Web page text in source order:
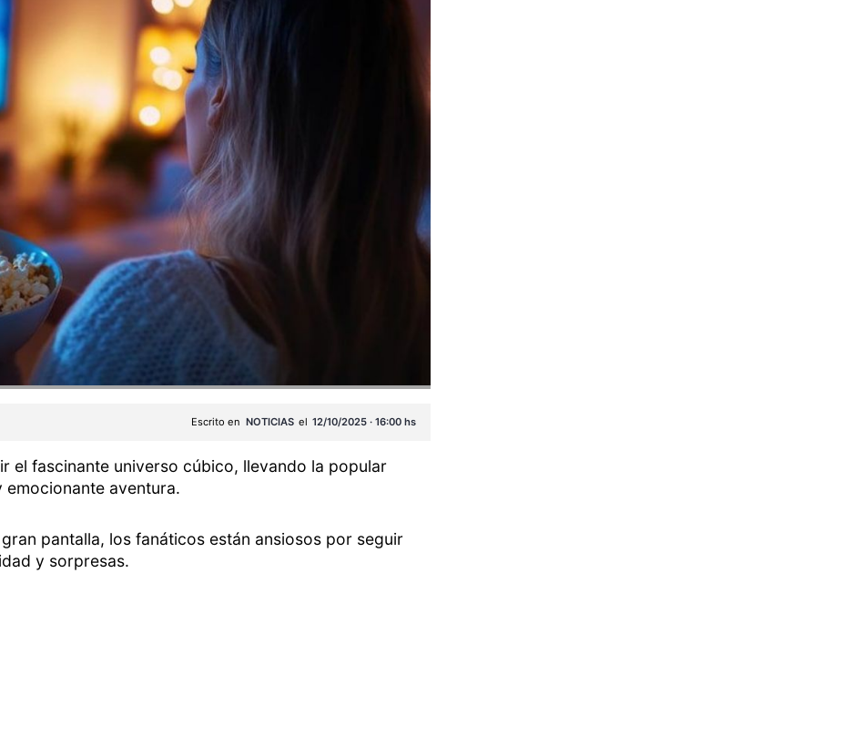
Escrito en NOTICIAS el 12/10/2025 · 16:00 hs
el fascinante universo cúbico, llevando la popular
aventura.
pantalla, los fanáticos están ansiosos por seguir
y sorpresas.